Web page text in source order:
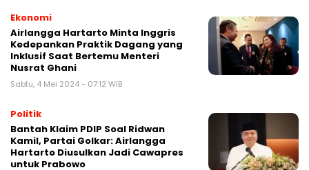
Ekonomi
Airlangga Hartarto Minta Inggris
Kedepankan Praktik Dagang yang
Inklusif Saat Bertemu Menteri
Nusrat Ghani
Sabtu, 4 Mei 2024 - 07:12 WIB
Politik
Bantah Klaim PDIP Soal Ridwan
Kamil, Partai Golkar: Airlangga
Hartarto Diusulkan Jadi Cawapres
untuk Prabowo